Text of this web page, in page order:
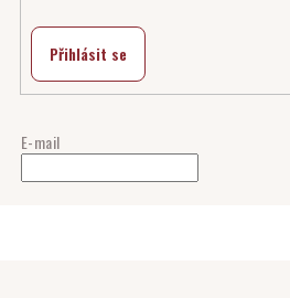
E-mail
Přihlásit se